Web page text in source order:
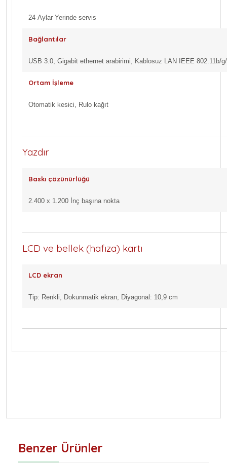
24 Aylar Yerinde servis
Bağlantılar
USB 3.0, Gigabit ethernet arabirimi, Kablosuz LAN IEEE 802.11b/
Ortam İşleme
Otomatik kesici, Rulo kağıt
Yazdır
Baskı çözünürlüğü
2.400 x 1.200 İnç başına nokta
LCD ve bellek (hafıza) kartı
LCD ekran
Tip: Renkli, Dokunmatik ekran, Diyagonal: 10,9 cm
Benzer Ürünler